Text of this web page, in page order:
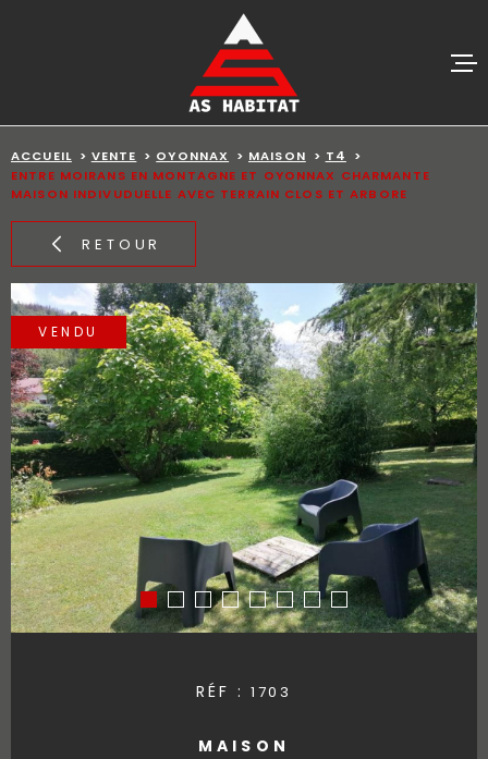
ALERTE
AGENCE
CONTACT
ACCUEIL VENTE OYONNAX MAISON
T4
ENTRE MOIRANS EN MONTAGNE ET OYONNAX CHARMANTE
MAISON INDIVUDUELLE AVEC TERRAIN CLOS ET ARBORE
RETOUR
VENDU
RÉF :1703
MAISON